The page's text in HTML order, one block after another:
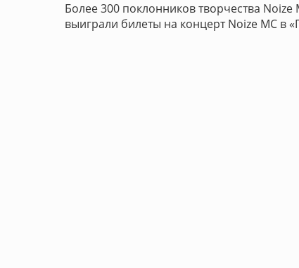
Более 300 поклонников творчества
выиграли билеты на концерт Noize MC в